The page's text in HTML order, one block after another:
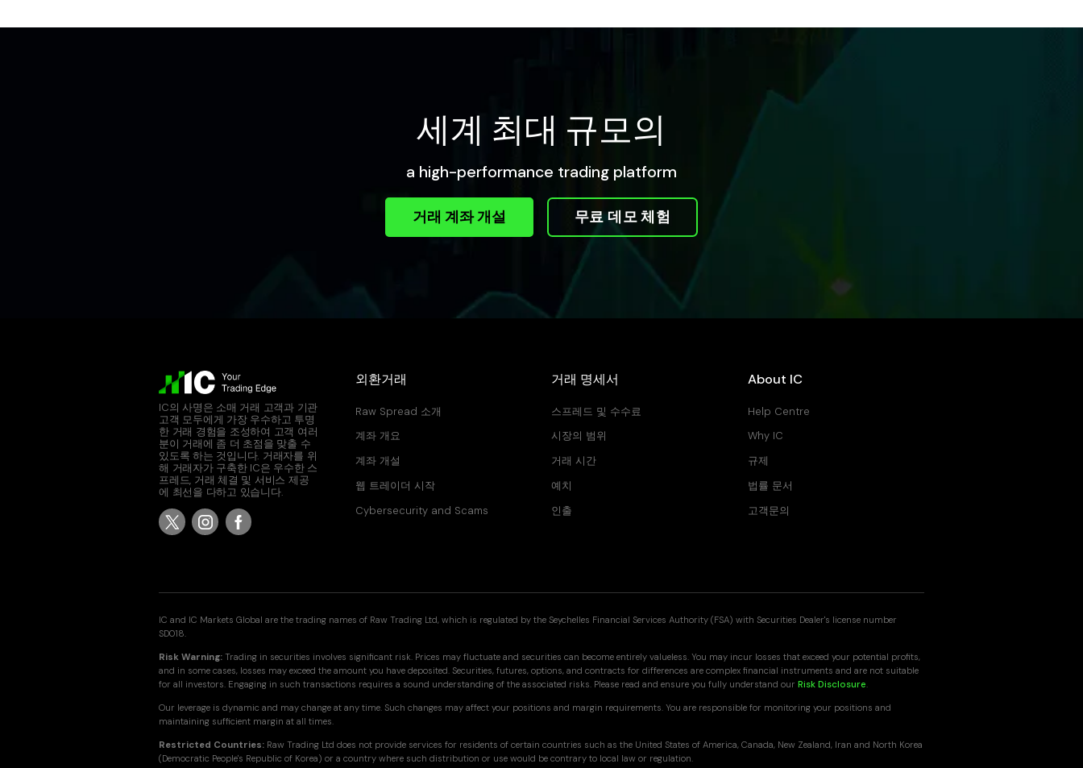
세계 최대 규모의
a high-performance trading platform
거래 계좌 개설 무료 데모 체험
IC의 사명은 소매 거래 고객과 기관
고객 모두에게 가장 우수하고 투명
한 거래 경험을 조성하여 고객 여러
분이 거래에 좀 더 초점을 맞출 수
있도록 하는 것입니다. 거래자를 위
해 거래자가 구축한 IC은 우수한 스
프레드, 거래 체결 및 서비스 제공
에 최선을 다하고 있습니다.
외환거래
Raw Spread 소개
계좌 개요
계좌 개설
웹 트레이더 시작
Cybersecurity and Scams
거래 명세서
스프레드 및 수수료
시장의 범위
거래 시간
예치
인출
About IC
Help Centre
Why IC
규제
법률 문서
고객문의
IC and IC Markets Global are the trading names of Raw Trading Ltd, which is regulated by the Seychelles Financial Services Authority (FSA) with Securities Dealer's license number
SD018.
Risk Warning: Trading in securities involves significant risk. Prices may fluctuate and securities can become entirely valueless. You may incur losses that exceed your potential profits,
and in some cases, losses may exceed the amount you have deposited. Securities, futures, options, and contracts for differences are complex financial instruments and are not suitable
for all investors. Engaging in such transactions requires a sound understanding of the associated risks. Please read and ensure you fully understand ourRisk Disclosure.
Our leverage is dynamic and may change at any time. Such changes may affect your positions and margin requirements. You are responsible for monitoring your positions and
maintaining sufficient margin at all times.
Restricted Countries: Raw Trading Ltd does not provide services for residents of certain countries such as the United States of America, Canada, New Zealand, Iran and North Korea
(Democratic People's Republic of Korea) or a country where such distribution or use would be contrary to local law or regulation.